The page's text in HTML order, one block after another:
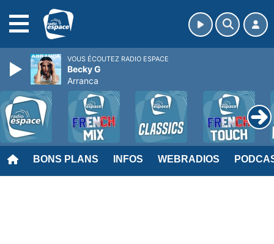
BONS PLANS INFOS WEBRADIOS
VOUS ÉCOUTEZ RADIO ESPACE
Becky G
Arranca